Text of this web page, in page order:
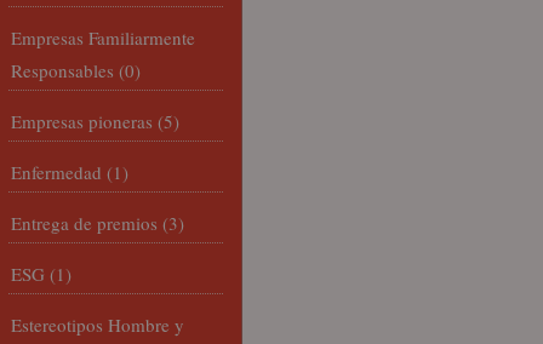
Empresas Familiarmente
Responsables (0)
Empresas pioneras (5)
Enfermedad (1)
Entrega de premios (3)
ESG (1)
Estereotipos Hombre y